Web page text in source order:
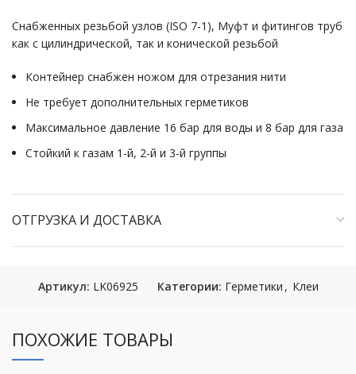
Снабженных резьбой узлов (ISO 7-1), Муфт и фитингов труб
как с цилиндрической, так и конической резьбой
Контейнер снабжен ножом для отрезания нити
Не требует дополнительных герметиков
Максимальное давление 16 бар для воды и 8 бар для газа
Стойкий к газам 1-й, 2-й и 3-й группы
ОТГРУЗКА И ДОСТАВКА
Артикул: LK06925 Категории: Герметики , Клеи
ПОХОЖИЕ ТОВАРЫ